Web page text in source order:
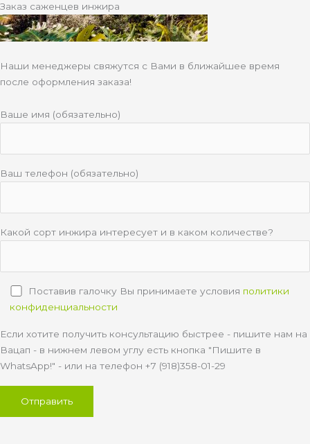
Заказ саженцев инжира
Наши менеджеры свяжутся с Вами в ближайшее время
после оформления заказа!
Ваше имя (обязательно)
Ваш телефон (обязательно)
Какой сорт инжира интересует и в каком количестве?
Поставив галочку Вы принимаете условия политики
конфиденциальности
Если хотите получить консультацию быстрее - пишите нам на
Вацап - в нижнем левом углу есть кнопка "Пишите в
WhatsApp!" - или на телефон +7 (918)358-01-29